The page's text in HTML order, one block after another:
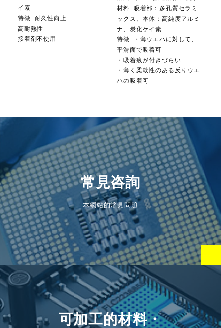
イ素
特徵: 耐久性向上
高耐熱性
接着剤不使用
材料: 吸着部：多孔質セラミ
ックス、本体：高純度アルミ
ナ、炭化ケイ素
特徵: ・薄ウエハに対して、
平滑面で吸着可
・吸着痕が付きづらい
・薄く柔軟性のある反りウエ
ハの吸着可
常見咨詢
本網站的常見問題
可加工的材料・